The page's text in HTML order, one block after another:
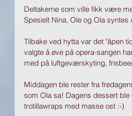
Deltakerne som ville fikk være
Spesielt Nina, Ole og Ola
Tilbake ved hytta var det "åpen
valgte å øve på opera-sangen
med på luftgeværskyting,
Middagen ble rester fra
som Ola sa! Dagens dessert
trotillawraps med masse ost :-)